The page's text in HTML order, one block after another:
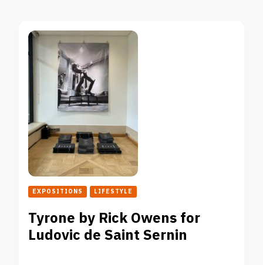
EXPOSITIONS LIFESTYLE
Tyrone by Rick Owens for
Ludovic de Saint Sernin